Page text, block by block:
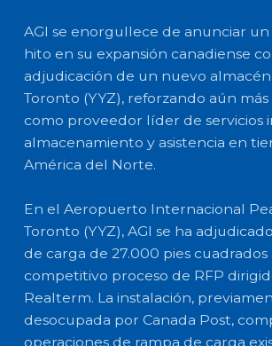
AGI se enorgullece de anunciar
hito en su expansión canadiense
adjudicación de un nuevo
Toronto (YYZ), reforzando aún más
como proveedor líder de servicios
almacenamiento y asistencia en
América del Norte.
En el Aeropuerto Internacional
Toronto (YYZ), AGI se ha
de carga de 27.000 pies
competitivo proceso de RFP
Realterm. La instalación,
desocupada por Canada Post,
operaciones de rampa de carga